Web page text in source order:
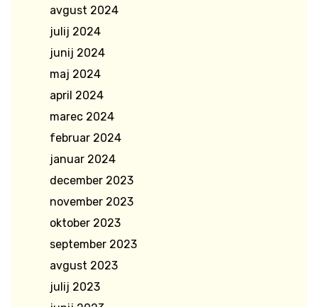
avgust 2024
julij 2024
junij 2024
maj 2024
april 2024
marec 2024
februar 2024
januar 2024
december 2023
november 2023
oktober 2023
september 2023
avgust 2023
julij 2023